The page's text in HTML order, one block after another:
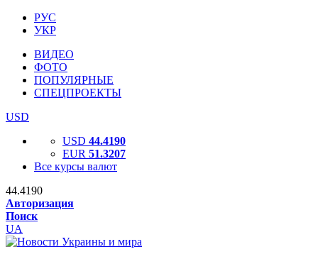
РУС
УКР
ВИДЕО
ФОТО
ПОПУЛЯРНЫЕ
СПЕЦПРОЕКТЫ
USD
USD 44.4190
EUR 51.3207
Все курсы валют
44.4190
Авторизация
Поиск
UA